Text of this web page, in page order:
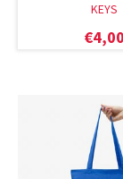
KEYS
€4,00